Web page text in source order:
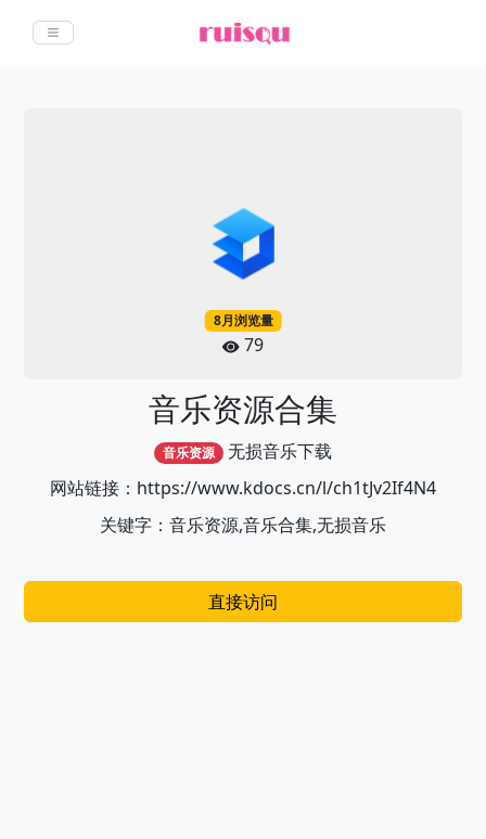
8月浏览量
79
音乐资源合集
音乐资源 无损音乐下载
网站链接：https://www.kdocs.cn/l/ch1tJv2If4N4
关键字：音乐资源,音乐合集,无损音乐
直接访问